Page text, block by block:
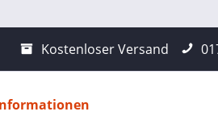
Kostenloser Versand